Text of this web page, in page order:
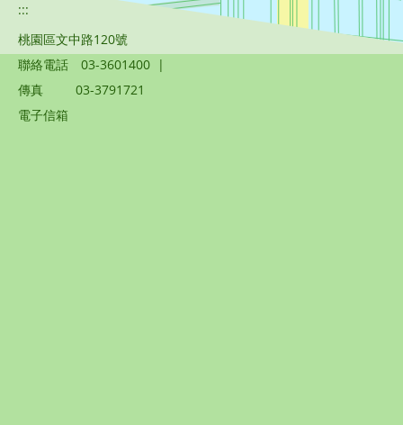
:::
桃園區文中路120號
聯絡電話
03-3601400 |
傳真
03-3791721
電子信箱